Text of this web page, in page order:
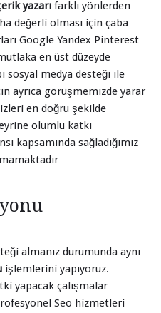
yazarı farklı yönlerden
değerli olması için çaba
Google Yandex Pinterest
en üst düzeyde
sosyal medya desteği ile
ayrıca görüşmemizde yarar
en doğru şekilde
olumlu katkı
kapsamında sağladığımız
almanız durumunda aynı
işlemlerini yapıyoruz.
yapacak çalışmalar
Seo hizmetleri